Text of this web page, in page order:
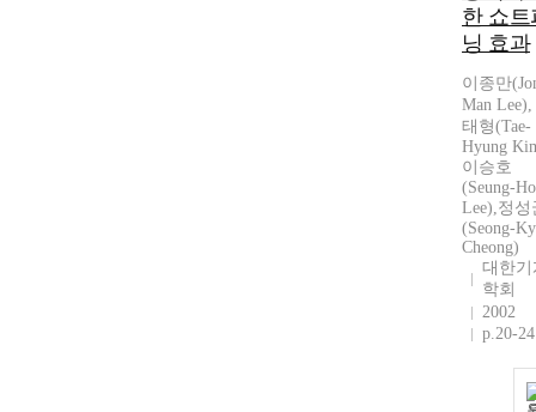
한 쇼트
닝 효과
이종만
Man
태형(Tae-
Hyung
이승호
(Seung-Ho
Lee),정성
(Seong-
Cheong)
대한기
학회
2002
p.20-24